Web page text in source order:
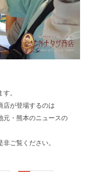
。
店が登場するのは
元・熊本のニュースの
ご覧ください。